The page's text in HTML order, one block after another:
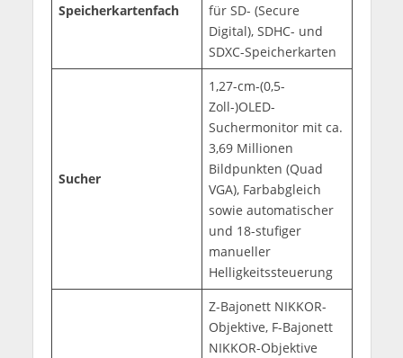
Speicherkartenfach
für SD- (Secure
Digital), SDHC- und
SDXC-Speicherkarten
Sucher
1,27-cm-(0,5-
Zoll-)OLED-
Suchermonitor mit ca.
3,69 Millionen
Bildpunkten (Quad
VGA), Farbabgleich
sowie automatischer
und 18-stufiger
manueller
Helligkeitssteuerung
Z-Bajonett NIKKOR-
Objektive, F-Bajonett
NIKKOR-Objektive